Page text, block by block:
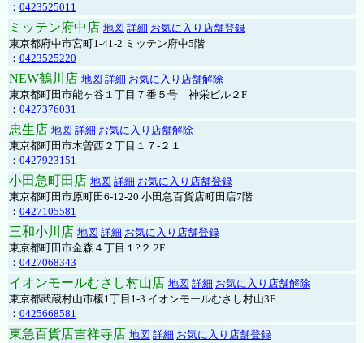
： 0423525011
ミッテン府中店 地図 詳細 お気に入り店舗登録
東京都府中市宮町1-41-2 ミッテン府中5階
： 0423525220
NEW鶴川店 地図 詳細 お気に入り店舗解除
東京都町田市能ヶ谷１丁目７番５号 神栄ビル２F
： 0427376031
忠生店 地図 詳細 お気に入り店舗解除
東京都町田市木曽西２丁目１７-２１
： 0427923151
小田急町田店 地図 詳細 お気に入り店舗登録
東京都町田市原町田6-12-20 小田急百貨店町田店7階
： 0427105581
三和小川店 地図 詳細 お気に入り店舗登録
東京都町田市金森４丁目１?２ 2F
： 0427068343
イオンモールむさし村山店 地図 詳細 お気に入り店舗解除
東京都武蔵村山市榎1丁目1-3 イオンモールむさし村山3F
： 0425668581
東急百貨店吉祥寺店 地図 詳細 お気に入り店舗登録